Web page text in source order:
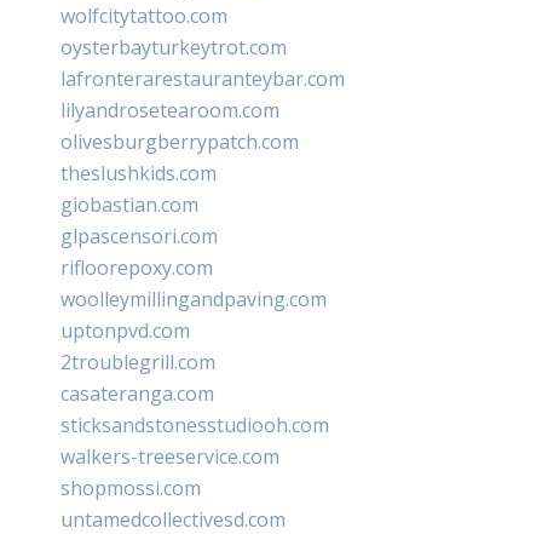
wolfcitytattoo.com
oysterbayturkeytrot.com
lafronterarestauranteybar.com
lilyandrosetearoom.com
olivesburgberrypatch.com
theslushkids.com
giobastian.com
glpascensori.com
rifloorepoxy.com
woolleymillingandpaving.com
uptonpvd.com
2troublegrill.com
casateranga.com
sticksandstonesstudiooh.com
walkers-treeservice.com
shopmossi.com
untamedcollectivesd.com